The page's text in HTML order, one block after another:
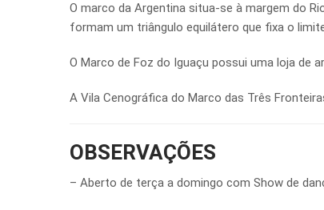
O marco da Argentina situa-se à margem do
formam um triângulo equilátero que fixa o
O Marco de Foz do Iguaçu possui uma loja de
A Vila Cenográfica do Marco das Três
OBSERVAÇÕES
– Aberto de terça a domingo com Show de